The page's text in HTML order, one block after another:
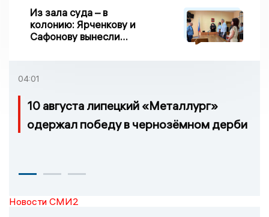
Из зала суда – в
колонию: Ярченкову и
Сафонову вынесли
04:01
10 августа липецкий «Металлург»
одержал победу в чернозёмном дерби
Новости СМИ2